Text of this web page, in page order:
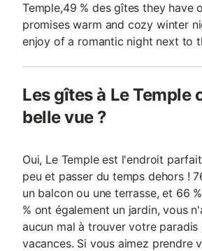
Temple,49 % des gîtes they have
promises warm and cozy winter
enjoy of a romantic night next to
Les gîtes à Le Temple
belle vue ?
Oui, Le Temple est l'endroit
peu et passer du temps dehors !
un balcon ou une terrasse, et 66
% ont également un jardin, vous
aucun mal à trouver votre paradis
vacances. Si vous aimez prendre